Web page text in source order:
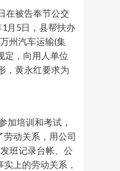
在被告奉节公交
月5日，县帮扶办
州汽车运输(集
定，向用人单位
，黄永红要求为
加培训和考试，
动关系，用公司
班记录台帐、公
上的劳动关系，